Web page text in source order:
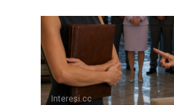
Interesi.cc